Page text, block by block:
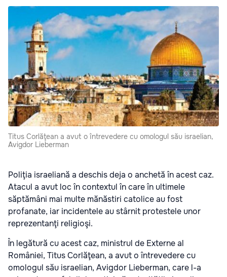
Titus Corlăţean a avut o întrevedere cu omologul său israelian,
Avigdor Lieberman
Poliţia israeliană a deschis deja o anchetă în acest caz.
Atacul a avut loc în contextul în care în ultimele
săptămâni mai multe mănăstiri catolice au fost
profanate, iar incidentele au stârnit protestele unor
reprezentanţi religioşi.
În legătură cu acest caz, ministrul de Externe al
României, Titus Corlăţean, a avut o întrevedere cu
omologul său israelian, Avigdor Lieberman, care l-a